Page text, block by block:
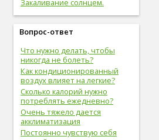
молочная железа (9)
фрукты (9)
спорт в большом городе (9)
дыхательная система (8)
вредные привычки (8)
беременность (8)
опорно-двигательная
система (8)
гигиена (8)
болезни желудочно-кишечного
тракта (8)
Закаливание солнцем.
Вопрос-ответ
Что нужно делать, чтобы
никогда не болеть?
Как кондиционированный
воздух влияет на легкие?
Сколько калорий нужно
потреблять ежедневно?
Очень тяжело дается
акклиматизация
Постоянно чувствую себя